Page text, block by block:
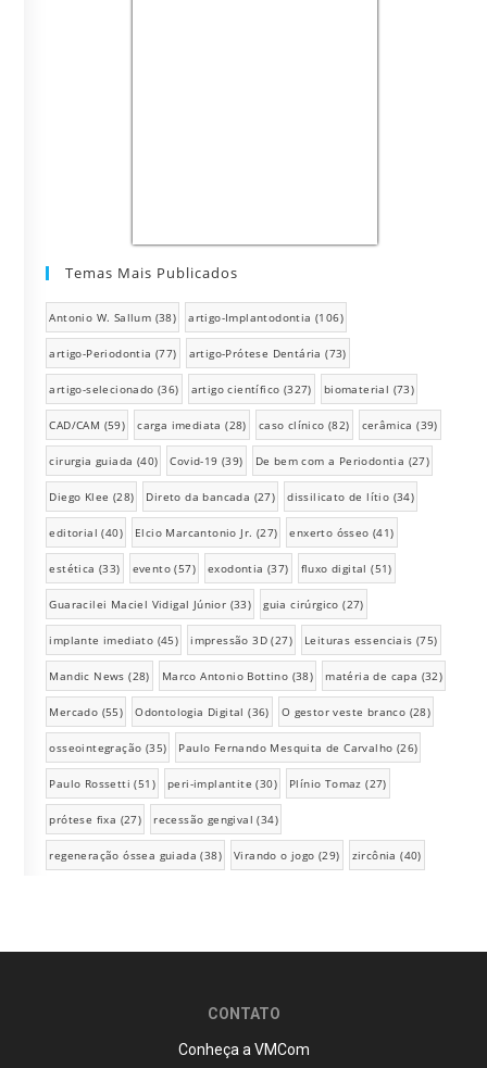
Temas Mais Publicados
Antonio W. Sallum (38) artigo-Implantodontia (106)
artigo-Periodontia (77) artigo-Prótese Dentária (73)
artigo-selecionado (36) artigo científico (327) biomaterial (73)
CAD/CAM (59) carga imediata (28) caso clínico (82) cerâmica (39)
cirurgia guiada (40) Covid-19 (39) De bem com a Periodontia (27)
Diego Klee (28) Direto da bancada (27) dissilicato de lítio (34)
editorial (40) Elcio Marcantonio Jr. (27) enxerto ósseo (41)
estética (33) evento (57) exodontia (37) fluxo digital (51)
Guaracilei Maciel Vidigal Júnior (33) guia cirúrgico (27)
implante imediato (45) impressão 3D (27) Leituras essenciais (75)
Mandic News (28) Marco Antonio Bottino (38) matéria de capa (32)
Mercado (55) Odontologia Digital (36) O gestor veste branco (28)
osseointegração (35) Paulo Fernando Mesquita de Carvalho (26)
Paulo Rossetti (51) peri-implantite (30) Plínio Tomaz (27)
prótese fixa (27) recessão gengival (34)
regeneração óssea guiada (38) Virando o jogo (29) zircônia (40)
CONTATO
Conheça a VMCom